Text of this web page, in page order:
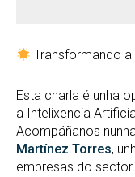
Transformando
Esta charla é unha
a Intelixencia
Acompáñanos
Martínez Torres,
empresas do